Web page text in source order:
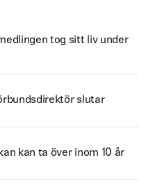
tog sitt liv under
slutar
kan ta över inom 10 år